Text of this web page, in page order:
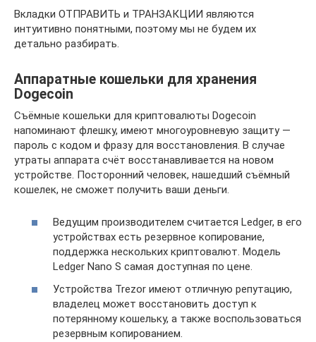
Вкладки ОТПРАВИТЬ и ТРАНЗАКЦИИ являются
интуитивно понятными, поэтому мы не будем их
детально разбирать.
Аппаратные кошельки для хранения
Dogecoin
Съёмные кошельки для криптовалюты Dogecoin
напоминают флешку, имеют многоуровневую защиту —
пароль с кодом и фразу для восстановления. В случае
утраты аппарата счёт восстанавливается на новом
устройстве. Посторонний человек, нашедший съёмный
кошелек, не сможет получить ваши деньги.
Ведущим производителем считается Ledger, в его
устройствах есть резервное копирование,
поддержка нескольких криптовалют. Модель
Ledger Nano S самая доступная по цене.
Устройства Trezor имеют отличную репутацию,
владелец может восстановить доступ к
потерянному кошельку, а также воспользоваться
резервным копированием.